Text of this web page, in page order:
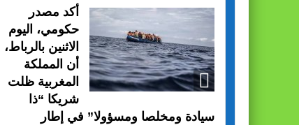
أكد مصدر
حكومي، اليوم
الاثنين بالرباط،
أن المملكة
المغربية ظلت
شريكا “ذا
سيادة ومخلصا ومسؤولا” في إطار